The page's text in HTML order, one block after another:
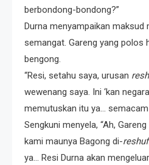
berbondong-bondong?”
Durna menyampaikan maksud
semangat. Gareng yang polos
bengong.
“Resi, setahu saya, urusan
wewenang saya. Ini ‘kan
memutuskan itu ya… semacam
Sengkuni menyela, “Ah, Gareng
kami maunya Bagong di-
ya… Resi Durna akan